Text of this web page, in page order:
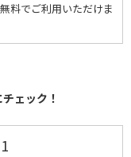
料でご利用いただけま
ェック！